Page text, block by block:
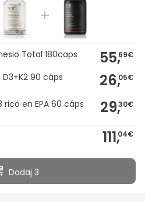
Total 180caps 55,69€
90 cáps 26,05€
rico en EPA 60 cáps 29,30€
111,04€
Dodaj 3